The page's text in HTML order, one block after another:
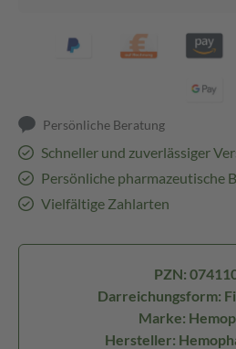
Persönliche Beratung
Schneller und zuverlässiger
Persönliche pharmazeutische
Vielfältige Zahlarten
PZN:
Darreichungsform:
Marke:
Hersteller: